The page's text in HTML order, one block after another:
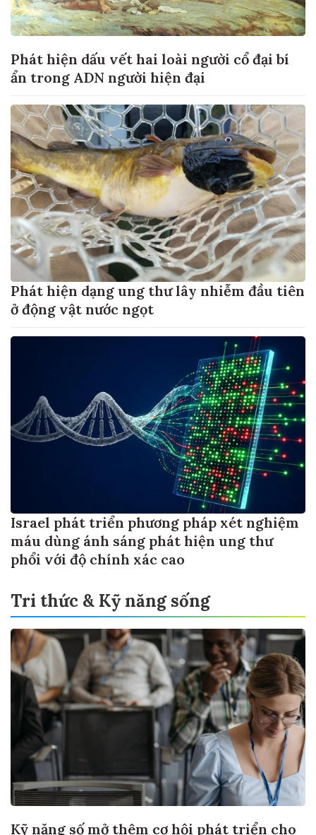
Phát hiện dấu vết hai loài người cổ đại bí
ẩn trong ADN người hiện đại
Phát hiện dạng ung thư lây nhiễm đầu tiên
ở động vật nước ngọt
Israel phát triển phương pháp xét nghiệm
máu dùng ánh sáng phát hiện ung thư
phổi với độ chính xác cao
Tri thức & Kỹ năng sống
Kỹ năng số mở thêm cơ hội phát triển cho